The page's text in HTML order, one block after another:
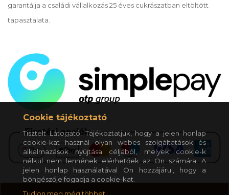
garantálja a családi vállalkozás 25 éves cukrászatban eltöltött
tapasztalata.
Cookie tájékoztató
Tisztelt Látogató! Tájékoztatjuk, hogy a jelen honlap
cookie-kat használ olyan webes szolgáltatások és
alkalmazások nyújtása céljából, melyek cookie-k
nélkül nem lennének elérhetőek az Ön számára. A
jelen honlap használatával Ön hozzájárul, hogy a
böngészője fogadja a cookie-kat.